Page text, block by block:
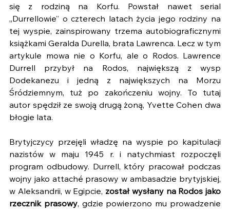
się z rodziną na Korfu. Powstał nawet serial
„Durrellowie” o czterech latach życia jego rodziny na
tej wyspie, zainspirowany trzema autobiograficznymi
książkami Geralda Durella, brata Lawrenca. Lecz w tym
artykule mowa nie o Korfu, ale o Rodos. Lawrence
Durrell przybył na Rodos, największą z wysp
Dodekanezu i jedną z największych na Morzu
Śródziemnym, tuż po zakończeniu wojny. To tutaj
autor spędził ze swoją drugą żoną, Yvette Cohen dwa
błogie lata.
Brytyjczycy przejęli władzę na wyspie po kapitulacji
nazistów w maju 1945 r. i natychmiast rozpoczęli
program odbudowy. Durrell, który pracował podczas
wojny jako attaché prasowy w ambasadzie brytyjskiej,
w Aleksandrii, w Egipcie, został wysłany na Rodos jako
rzecznik prasowy, gdzie powierzono mu prowadzenie